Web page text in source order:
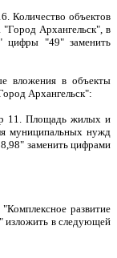
объектов
"Город Архангельск", в
цифры "49" заменить
вложения в объекты
Архангельск":
Площадь жилых и
муниципальных нужд
заменить цифрами
развитие
изложить в следующей